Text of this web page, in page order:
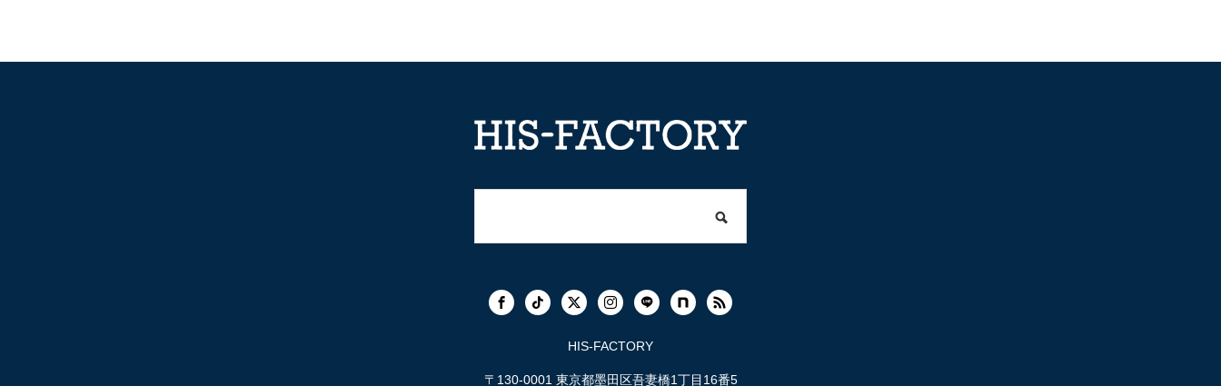
HIS-FACTORY
〒130-0001 東京都墨田区吾妻橋1丁目16番5